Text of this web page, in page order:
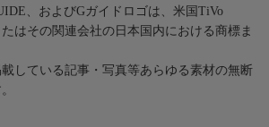
、およびGガイドロゴは、米国TiVo
はその関連会社の日本国内における商標ま
している記事・写真等あらゆる素材の無断